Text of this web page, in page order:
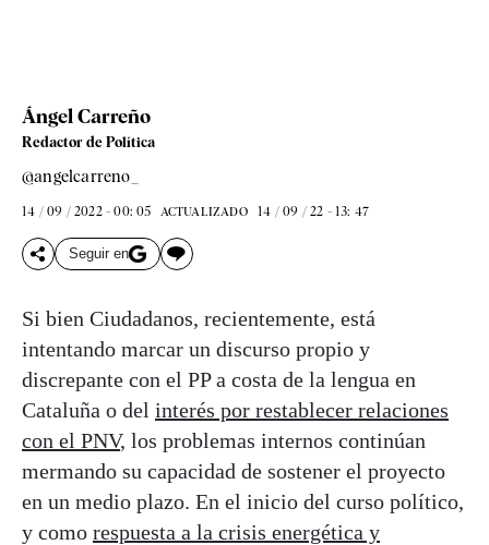
Ángel Carreño
Redactor de Política
@angelcarreno_
14 / 09 / 2022 - 00: 05 ACTUALIZADO 14 / 09 / 22 - 13: 47
Seguir en
Si bien Ciudadanos, recientemente, está
intentando marcar un discurso propio y
discrepante con el PP a costa de la lengua en
Cataluña o del interés por restablecer relaciones
con el PNV, los problemas internos continúan
mermando su capacidad de sostener el proyecto
en un medio plazo. En el inicio del curso político,
y como respuesta a la crisis energética y